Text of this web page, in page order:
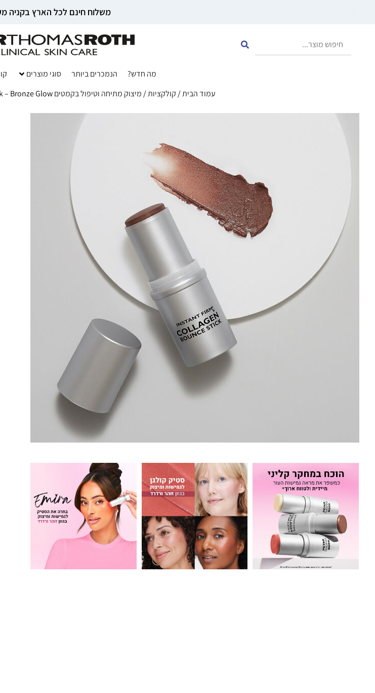
משלוח חינם לכל הארץ בקניה מעל 350
מה חדש? הנמכרים ביותר סוגי מוצרים
עמוד הבית/ קולקציות/ מיצוק מתיחה וטיפול בקמטים FIRMx– Bronze Glow